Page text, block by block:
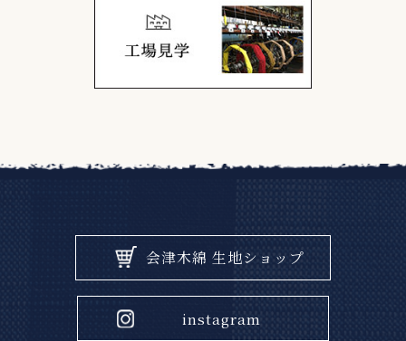
会津木綿 生地ショップ
instagram